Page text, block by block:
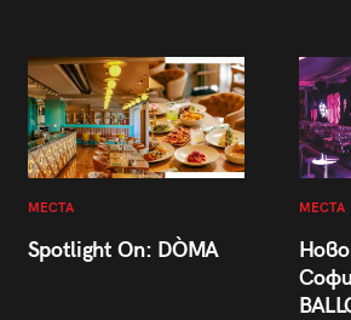
МЕСТА
Spotlight On: DÒMA
МЕСТА